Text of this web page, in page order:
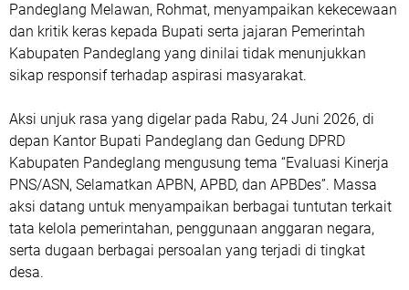
Pandeglang Melawan, Rohmat, menyampaikan kekecewaan
dan kritik keras kepada Bupati serta jajaran Pemerintah
Kabupaten Pandeglang yang dinilai tidak menunjukkan
sikap responsif terhadap aspirasi masyarakat.
Aksi unjuk rasa yang digelar pada Rabu, 24 Juni 2026, di
depan Kantor Bupati Pandeglang dan Gedung DPRD
Kabupaten Pandeglang mengusung tema “Evaluasi Kinerja
PNS/ASN, Selamatkan APBN, APBD, dan APBDes”. Massa
aksi datang untuk menyampaikan berbagai tuntutan terkait
tata kelola pemerintahan, penggunaan anggaran negara,
serta dugaan berbagai persoalan yang terjadi di tingkat
desa.